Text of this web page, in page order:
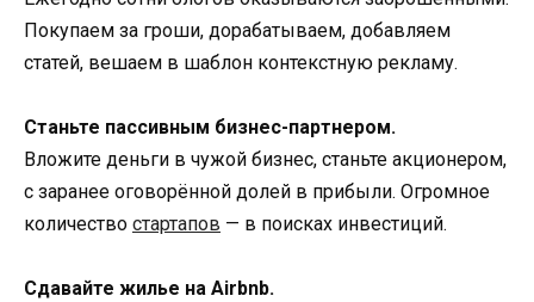
Покупаем за гроши, дорабатываем, добавляем
статей, вешаем в шаблон контекстную рекламу.
Станьте пассивным бизнес-партнером.
Вложите деньги в чужой бизнес, станьте акционером,
с заранее оговорённой долей в прибыли. Огромное
количество стартапов — в поисках инвестиций.
Сдавайте жилье на Airbnb.